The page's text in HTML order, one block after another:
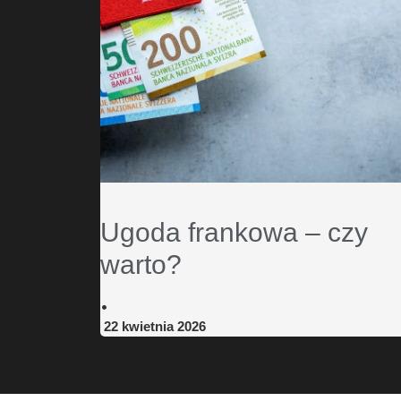
Ugoda frankowa – czy
warto?
•
22 kwietnia 2026